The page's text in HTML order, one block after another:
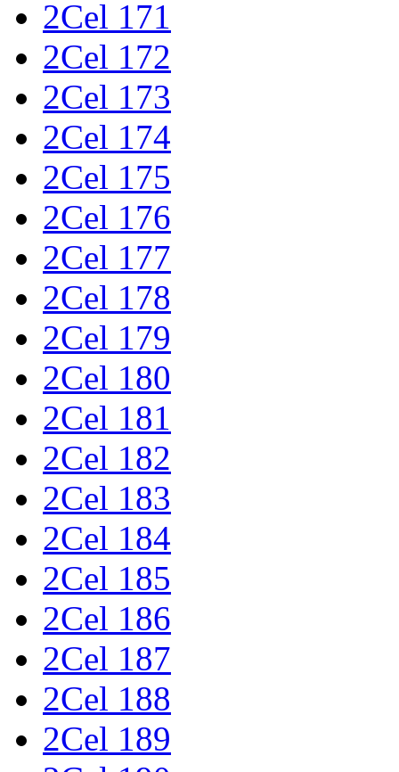
2Cel 171
2Cel 172
2Cel 173
2Cel 174
2Cel 175
2Cel 176
2Cel 177
2Cel 178
2Cel 179
2Cel 180
2Cel 181
2Cel 182
2Cel 183
2Cel 184
2Cel 185
2Cel 186
2Cel 187
2Cel 188
2Cel 189